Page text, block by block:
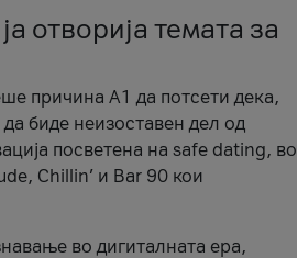
отворија темата за
причина А1 да потсети дека,
биде неизоставен дел од
посветена на safe dating, во
Chillin’ и Bar 90 кои
во дигиталната ера,